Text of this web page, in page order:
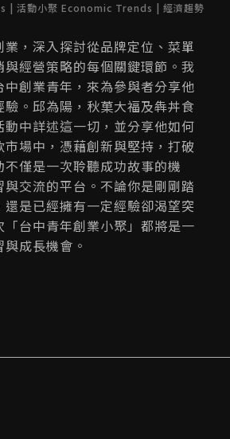
| 活動小聚 Economic Trends | 經濟趨勢
，深入探討從品牌定位、菜單
經營策略的每個關鍵環節。我
創業青年，來為參與者分享他
。邱為陽，秋菓大福及犇丼食
動中詳述這一切，並分享他如何
場中，憑藉創新與堅持，打破
僅是一次聆聽成功故事的機
與交流的平台。不論你是剛剛踏
是已經擁有一定經驗卻渴望突
台中青年創業小聚」都將是一
成長機會。